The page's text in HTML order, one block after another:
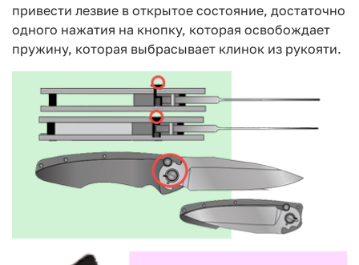
привести лезвие в открытое состояние, достаточно
одного нажатия на кнопку, которая освобождает
пружину, которая выбрасывает клинок из рукояти.